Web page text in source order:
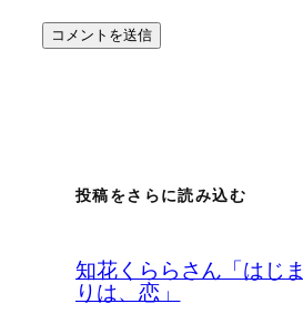
投稿をさらに読み込む
知花くららさん「はじま
りは、恋」